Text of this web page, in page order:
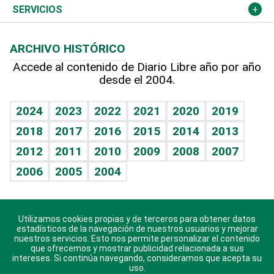
Resto del mundo
Economía personal
Podcast Arte Libre
Hablando con el pediatra
Vida y familia
Eñe
Celebrando la vida
Sin complejos
En pocas palabras
Escuchando al corazón
Economía Personal
Más deportes
TBT Deportivo
Columnistas
Más firmas
Cambio climático
Opinión
Hecho en casa
Guía del dinero
SERVICIOS
Cumpleaños
Horóscopos
Crucigramas
ARCHIVO HISTÓRICO
Accede al contenido de Diario Libre año por año
desde el 2004.
2024 2023 2022 2021 2020
2019
2018
2017 2016 2015 2014
2013
2012
2011 2010 2009 2008
2007
2006
2005 2004
Descarga nuestras aplicaciones para Android, iOS y
sistema Huawei.
Utilizamos cookies propias y de terceros para obtener datos
estadísticos de la navegación de nuestros usuarios y mejorar
nuestros servicios. Esto nos permite personalizar el contenido
que ofrecemos y mostrar publicidad relacionada a sus
intereses. Si continúa navegando, consideramos que acepta su
uso.